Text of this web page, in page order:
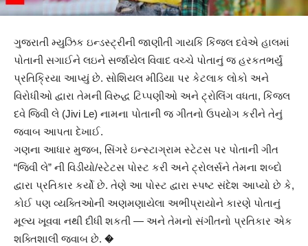
ગુજરાતી મ્યુઝિક ઇન્ડસ્ટ્રીની જાણીતી ગાયકિ કિંજલ દવેએ હાલમાં
પોતાની સગાઈને લઇને સર્જાયેલ વિવાદ વચ્ચે પોતાનું જ હરકતભર્યું
પ્રતિક્રિયા આપ્યું છે. સોશિયલ મીડિયા પર કેટલાક લોકો અને
વિરોધીઓ દ્વારા તેમની વિરુદ્ધ ટિપ્પણીઓ અને ટ્રોલિંગ વધતા, કિંજલ
દવે જિવી લે (Jivi Le) નામના પોતાની જ ગીતનો ઉપયોગ કરીને તેનું
જવાબ આપતા દેખાઈ.
ગણના આધાર મુજબ, સિંગરે ઇન્સ્ટાગ્રામ સ્ટેટસ પર પોતાની ગીત
“જિવી લે” ની વિડીયો/સ્ટેટસ પોસ્ટ કરી અને ટ્રોલર્સને તેમના શબ્દો
દ્વારા પ્રતિકાર કર્યો છે. તેણે આ પોસ્ટ દ્વારા સ્પષ્ટ સંદેશ આપ્યો છે કે,
કોઈ પણ વ્યક્તિઓની અણમણાયેલા અભીપ્રાયોને કારણે પોતાનું
મૂલ્ય ખૂવવા નથી દીધી શકતી — અને તેમનો સંગીતનો પ્રતિકાર એક
શક્તિશાલી જવાબ છે. �